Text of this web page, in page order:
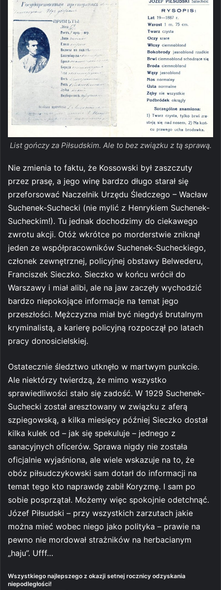
List gończy za Piłsudskim. Ale to bez związku z tą sprawą.
Nie zmienia to faktu, że Kossowski był zaszczuty
przez prasę, a jego winę bardzo długo starał się
przeforsować Naczelnik Urzędu Śledczego – Wacław
Suchenek-Suchecki (nie mylić z Henrykiem Suchenek-
Sucheckim!). Tu jednak dochodzimy do ciekawego
zwrotu akcji. Otóż wkrótce po morderstwie zniknął
jeden ze współpracowników Suchenek-Sucheckiego,
członek zewnętrznej, policyjnej obstawy Belwederu,
Franciszek Sieczko. Sieczko w końcu wrócił do
Warszawy i miał alibi, ale na jaw zaczęły wychodzić
bardzo niepokojące informacje na temat jego
przeszłości. Mężczyzna miał być niegdyś brutalnym
kryminalistą, a karierę policyjną rozpoczął po latach
pracy donosicielskiej.
Ostatecznie śledztwo utknęło w martwym punkcie.
Ale niektórzy twierdzą, że mimo wszystko
sprawiedliwości stało się zadość. W 1929 Suchenek-
Suchecki został aresztowany w związku z aferą
szpiegowską, a kilka miesięcy później Sieczko dostał
kilka kulek od – jak się spekuluje – jednego z
sanacyjnych oficerów. Sprawa nigdy nie została
oficjalnie wyjaśniona, ale wiele wskazuje na to, że
obóz piłsudczykowski sam dotarł do informacji na
temat tego kto naprawdę zabił Koryzmę. I sam po
sobie posprzątał. Możemy więc spokojnie odetchnąć.
Józef Piłsudski – przy wszystkich zarzutach jakie
można mieć wobec niego jako polityka – prawie na
pewno nie mordował strażników na herbacianym
„haju”. Ufff…
Wszystkiego najlepszego z okazji setnej rocznicy odzyskania
niepodległości!